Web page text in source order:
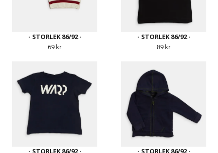
- STORLEK 86/92 -
69 kr
- STORLEK 86/92 -
89 kr
- STORLEK 86/92 -
- STORLEK 86/92 -